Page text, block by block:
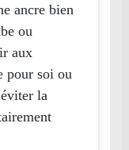
ancre bien
ou
aux
pour soi ou
la